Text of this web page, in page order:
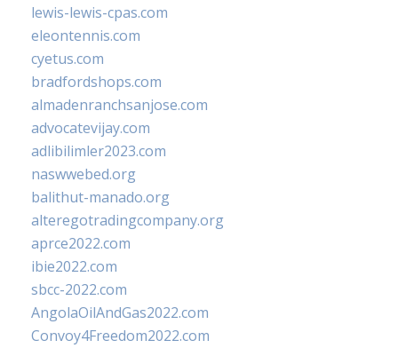
lewis-lewis-cpas.com
eleontennis.com
cyetus.com
bradfordshops.com
almadenranchsanjose.com
advocatevijay.com
adlibilimler2023.com
naswwebed.org
balithut-manado.org
alteregotradingcompany.org
aprce2022.com
ibie2022.com
sbcc-2022.com
AngolaOilAndGas2022.com
Convoy4Freedom2022.com